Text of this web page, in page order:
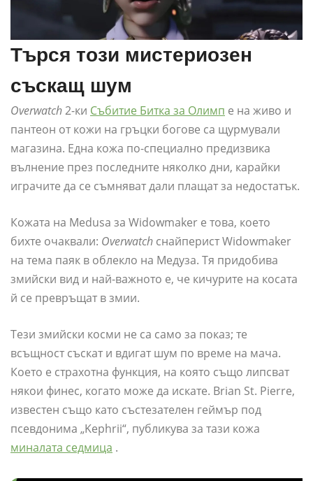
Търся този мистериозен
съскащ шум
Overwatch2-ки Събитие Битка за Олимп е на живо и
пантеон от кожи на гръцки богове са щурмували
магазина. Една кожа по-специално предизвика
вълнение през последните няколко дни, карайки
играчите да се съмняват дали плащат за недостатък.
Кожата на Medusa за Widowmaker е това, което
бихте очаквали: Overwatch снайперист Widowmaker
на тема паяк в облекло на Медуза. Тя придобива
змийски вид и най-важното е, че кичурите на косата
й се превръщат в змии.
Тези змийски косми не са само за показ; те
всъщност съскат и вдигат шум по време на мача.
Което е страхотна функция, на която също липсват
някои финес, когато може да искате. Brian St. Pierre,
известен също като състезателен геймър под
псевдонима „Kephrii“, публикува за тази кожа
миналата седмица .